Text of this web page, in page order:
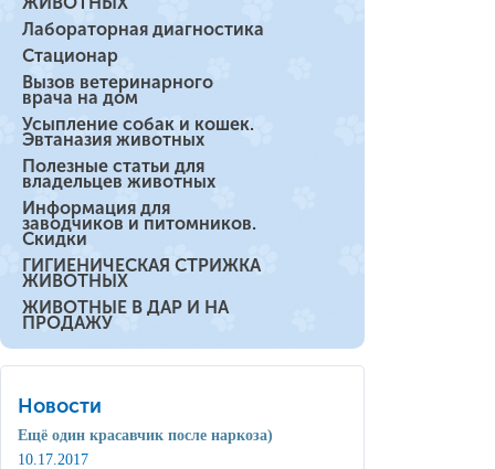
Лабораторная диагностика
Стационар
Вызов ветеринарного
врача на дом
Усыпление собак и кошек.
Эвтаназия животных
Полезные статьи для
владельцев животных
Информация для
заводчиков и питомников.
Скидки
ГИГИЕНИЧЕСКАЯ СТРИЖКА
ЖИВОТНЫХ
ЖИВОТНЫЕ В ДАР И НА
ПРОДАЖУ
Новости
Ещё один красавчик после наркоза)
10.17.2017